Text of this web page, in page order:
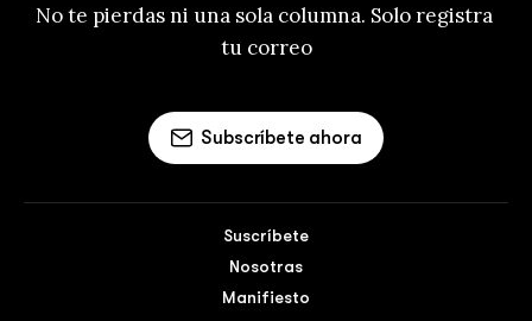
No te pierdas ni una sola columna. Solo registra
tu correo
Subscríbete ahora
Suscríbete
Nosotras
Manifiesto